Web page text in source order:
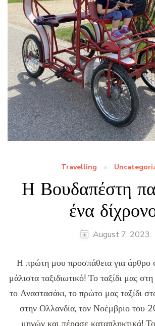
Travelling
Η Βουδαπέστη
ένα
August 7, 2023
Η πρώτη μου προσπάθεια για άρθρο
μάλιστα ταξιδιωτικό! Το ταξίδι μας
το Αναστασάκι, το πρώτο μας ταξίδι
στην Ολλανδία, τον Νοέμβριο του